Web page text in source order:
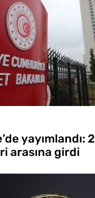
yayımlandı:
arasına girdi